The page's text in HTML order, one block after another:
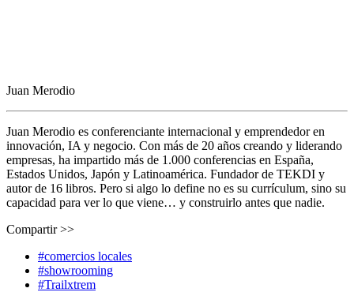
Juan Merodio
Juan Merodio es conferenciante internacional y emprendedor en
innovación, IA y negocio. Con más de 20 años creando y liderando
empresas, ha impartido más de 1.000 conferencias en España,
Estados Unidos, Japón y Latinoamérica. Fundador de TEKDI y
autor de 16 libros. Pero si algo lo define no es su currículum, sino su
capacidad para ver lo que viene… y construirlo antes que nadie.
Compartir >>
#comercios locales
#showrooming
#Trailxtrem